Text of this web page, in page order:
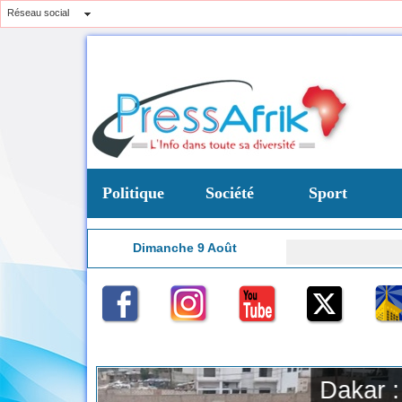
Réseau social
Politique Société Sport
Dimanche 9 Août